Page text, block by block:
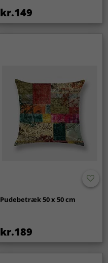
kr.149
Pudebetræk 50 x 50 cm
kr.189